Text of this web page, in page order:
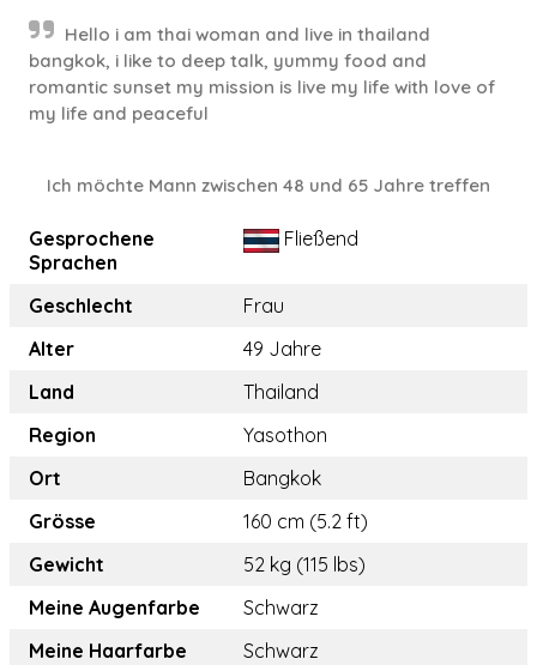
Hello i am thai woman and live in thailand
bangkok, i like to deep talk, yummy food and
romantic sunset my mission is live my life with love of
my life and peaceful
Ich möchte Mann zwischen 48 und 65 Jahre treffen
Gesprochene
Sprachen
Fließend
Geschlecht
Frau
Alter
49 Jahre
Land
Thailand
Region
Yasothon
Ort
Bangkok
Grösse
160 cm (5.2 ft)
Gewicht
52 kg (115 lbs)
Meine Augenfarbe
Schwarz
Meine Haarfarbe
Schwarz